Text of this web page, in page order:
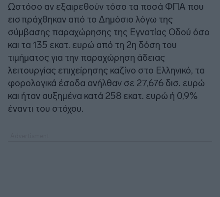
Ωστόσο αν εξαιρεθούν τόσο τα ποσά ΦΠΑ που
εισπράχθηκαν από το Δημόσιο λόγω της
σύμβασης παραχώρησης της Εγνατίας Οδού όσο
και τα 135 εκατ. ευρώ από τη 2η δόση του
τιμήματος για την παραχώρηση άδειας
λειτουργίας επιχείρησης καζίνο στο Ελληνικό, τα
φορολογικά έσοδα ανήλθαν σε 27,676 δισ. ευρώ
και ήταν αυξημένα κατά 258 εκατ. ευρώ ή 0,9%
έναντι του στόχου.